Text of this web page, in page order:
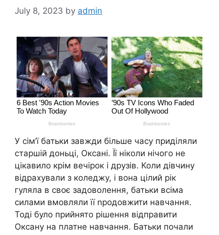
July 8, 2023 by admin
У сім’ї батьки завжди більше часу приділяли
старшій доньці, Оксані. Її ніколи нічого не
цікавило крім вечірок і друзів. Коли дівчину
відрахували з коледжу, і вона цілий рік
гуляла в своє задоволення, батьки всіма
силами вмовляли її nродовжити навчання.
Тоді було прийнято рішення відправити
Оксану на платне навчання. Батьки почали